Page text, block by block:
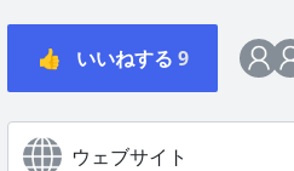
👍 いいねする 9
ウェブサイト